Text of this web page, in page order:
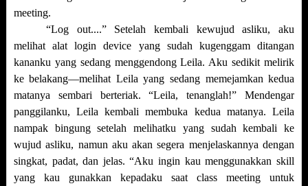
meeting.
“Log out....” Setelah kembali kewujud asliku, aku
melihat alat login device yang sudah kugenggam ditangan
kananku yang sedang menggendong Leila. Aku sedikit melirik
ke belakang—melihat Leila yang sedang memejamkan kedua
matanya sembari berteriak. “Leila, tenanglah!” Mendengar
panggilanku, Leila kembali membuka kedua matanya. Leila
nampak bingung setelah melihatku yang sudah kembali ke
wujud asliku, namun aku akan segera menjelaskannya dengan
singkat, padat, dan jelas. “Aku ingin kau menggunakkan skill
yang kau gunakkan kepadaku saat class meeting untuk